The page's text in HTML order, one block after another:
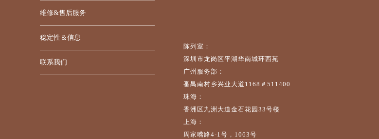
维修&售后服务
稳定性＆信息
联系我们
陈列室：
深圳市龙岗区平湖华南城环西苑
广州服务部：
番禺南村乡兴业大道1168＃511400
珠海：
香洲区九洲大道金石花园33号楼
上海：
周家嘴路4-1号，1063号